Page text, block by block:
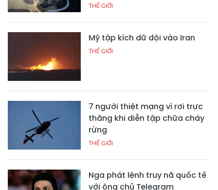
THẾ GIỚI
Mỹ tập kích dữ dội vào Iran
THẾ GIỚI
7 người thiệt mạng vì rơi trực
thăng khi diễn tập chữa cháy
rừng
THẾ GIỚI
Nga phát lệnh truy nã quốc tế
với ông chủ Telegram